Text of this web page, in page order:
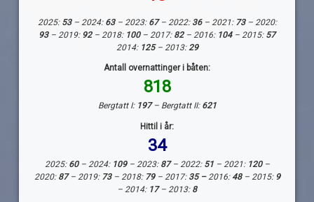
2025: 53– 2024:63– 2023: 67– 2022: 36– 2021: 73– 2020:
93– 2019: 92– 2018: 100 – 2017: 82– 2016: 104– 2015: 57
2014: 125– 2013: 29
Antall overnattinger i båten:
818
Bergtatt I: 197– Bergtatt II: 621
Hittil i år:
34
2025: 60– 2024: 109– 2023: 87– 2022: 51– 2021: 120–
2020: 87– 2019: 73– 2018: 79– 2017: 35 –2016:48– 2015: 9
– 2014: 17– 2013: 8